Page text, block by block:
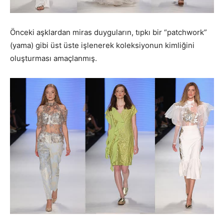
Önceki aşklardan miras duyguların, tıpkı bir “patchwork”
(yama) gibi üst üste işlenerek koleksiyonun kimliğini
oluşturması amaçlanmış.